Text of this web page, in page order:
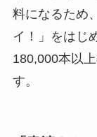
料になるため
イ！」をはじ
180,000本以
す。